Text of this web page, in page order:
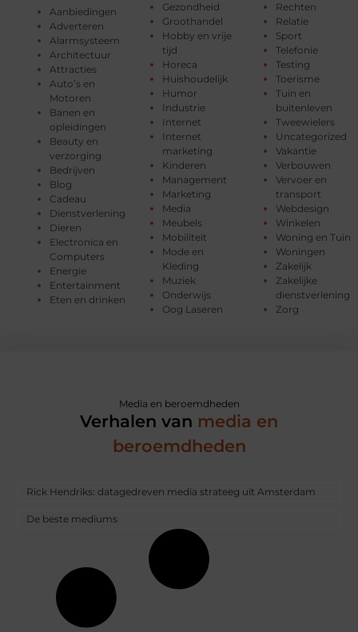
Aanbiedingen
Adverteren
Alarmsysteem
Architectuur
Attracties
Auto’s en
Motoren
Banen en
opleidingen
Beauty en
verzorging
Bedrijven
Blog
Cadeau
Dienstverlening
Dieren
Electronica en
Computers
Energie
Entertainment
Eten en drinken
Gezondheid
Groothandel
Hobby en vrije
tijd
Horeca
Huishoudelijk
Humor
Industrie
Internet
Internet
marketing
Kinderen
Management
Marketing
Media
Meubels
Mobiliteit
Mode en
Kleding
Muziek
Onderwijs
Oog Laseren
Rechten
Relatie
Sport
Telefonie
Testing
Toerisme
Tuin en
buitenleven
Tweewielers
Uncategorized
Vakantie
Verbouwen
Vervoer en
transport
Webdesign
Winkelen
Woning en Tuin
Woningen
Zakelijk
Zakelijke
dienstverlening
Zorg
Media en beroemdheden
Verhalen van media en
beroemdheden
Rick Hendriks: datagedreven media strateeg uit Amsterdam
De beste mediums